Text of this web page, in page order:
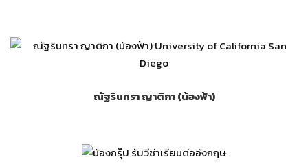
ณัฐรินทรา ญาติกา (น้องฟ้า)